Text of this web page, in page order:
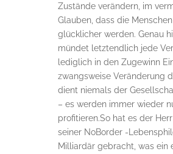
Zustände verändern, im
Glauben, dass die
glücklicher werden. Genau
mündet letztendlich jede
lediglich in den Zugewinn
zwangsweise Veränderung
dient niemals der
– es werden immer wieder
profitieren.So hat es der
seiner NoBorder -
Milliardär gebracht, was ein